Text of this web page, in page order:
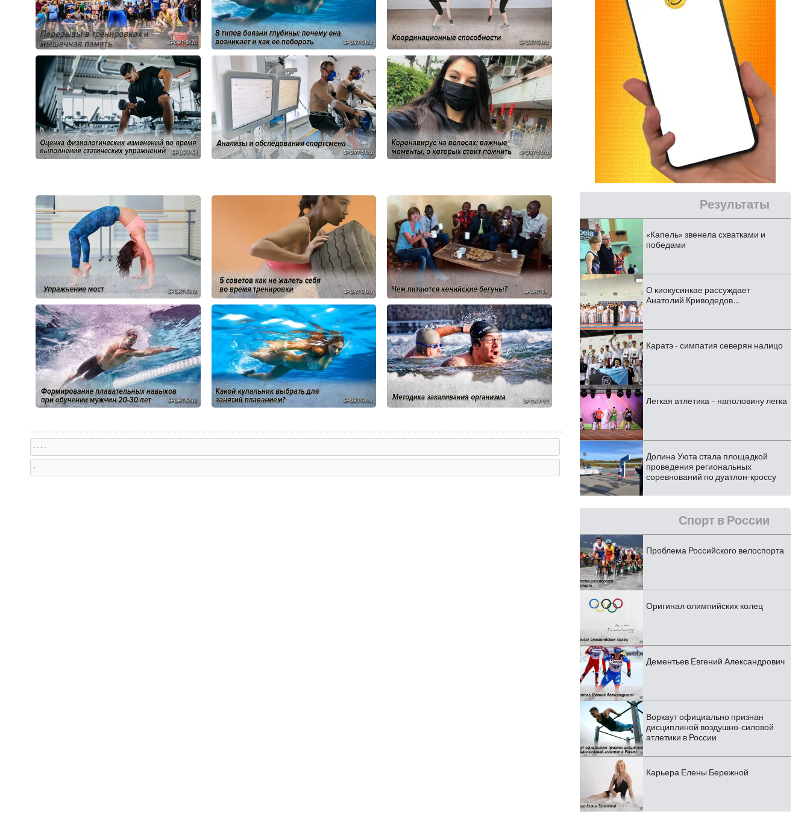
, , , ,
,
Результаты
«Капель» звенела схватками и
победами
О киокусинкае рассуждает
Анатолий Криводедов…
Каратэ - симпатия северян налицо
Легкая атлетика – наполовину легка
Долина Уюта стала площадкой
проведения региональных
соревнований по дуатлон-кроссу
Спорт в России
Проблема Российского велоспорта
Оригинал олимпийских колец
Дементьев Евгений Александрович
Воркаут официально признан
дисциплиной воздушно-силовой
атлетики в России
Карьера Елены Бережной